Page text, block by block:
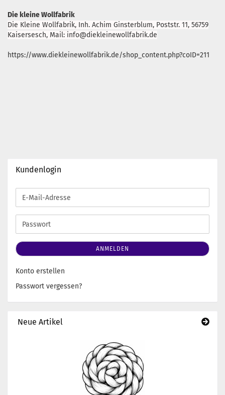
Die kleine Wollfabrik
Die Kleine Wollfabrik, Inh. Achim Ginsterblum, Poststr. 11, 56759
Kaisersesch, Mail: info@diekleinewollfabrik.de
https://www.diekleinewollfabrik.de/shop_content.php?coID=211
Kundenlogin
E-
Mail-
Adresse
Passwort
ANMELDEN
Konto erstellen
Passwort vergessen?
Neue Artikel